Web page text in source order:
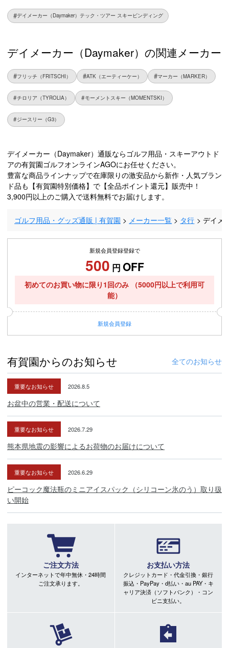
デイメーカー（Daymaker）テック・ツアー スキービンディング
デイメーカー（Daymaker）の関連メーカー
フリッチ（FRITSCHI） ATK（エーティーケー） マーカー（MARKER）
チロリア（TYROLIA） モーメントスキー（MOMENTSKI）
ジースリー（G3）
デイメーカー（Daymaker）通販ならゴルフ用品・スキーアウトド
アの有賀園ゴルフオンラインAGOにお任せください。
豊富な商品ラインナップで在庫限りの激安品から新作・人気ブラン
ド品も【有賀園特別価格】で【全品ポイント還元】販売中！
3,900円以上のご購入で送料無料でお届けします。
ゴルフ用品・グッズ通販 | 有賀園 メーカー一覧 タ行 デイメ
新規会員登録登録で
500 円 OFF
初めてのお買い物に限り1回のみ
（5000円以上で利用可
能）
新規会員登録
有賀園からのお知らせ 全てのお知らせ
重要なお知らせ 2026.8.5
お盆中の営業・配送について
重要なお知らせ 2026.7.29
熊本県地震の影響によるお荷物のお届けについて
重要なお知らせ 2026.6.29
ピーコック魔法瓶のミニアイスパック（シリコーン氷のう）取り扱
い開始
ご注文方法
インターネットで年中無休・24時間
ご注文承ります。
お支払い方法
クレジットカード・代金引換・銀行
振込・PayPay・d払い・au PAY・キ
ャリア決済（ソフトバンク）・コン
ビニ支払い。